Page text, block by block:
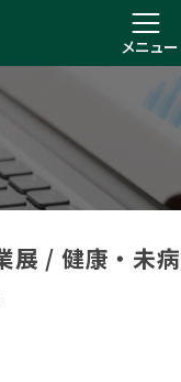
メニュー
展 / 健康・未病